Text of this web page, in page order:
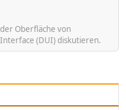
Oberfläche von
(DUI) diskutieren.